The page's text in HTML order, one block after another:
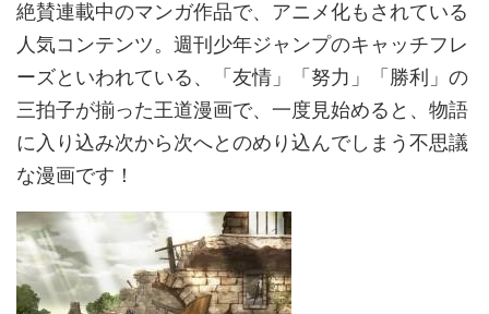
絶賛連載中のマンガ作品で、アニメ化もされている
人気コンテンツ。週刊少年ジャンプのキャッチフレ
ーズといわれている、「友情」「努力」「勝利」の
三拍子が揃った王道漫画で、一度見始めると、物語
に入り込み次から次へとのめり込んでしまう不思議
な漫画です！